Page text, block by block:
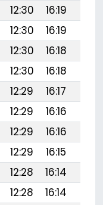
12:30 16:19
12:30 16:19
12:30 16:18
12:30 16:18
12:29 16:17
12:29 16:16
12:29 16:16
12:29 16:15
12:28 16:14
12:28 16:14